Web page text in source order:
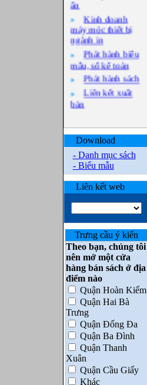
Kinh doanh
máy móc thiết bị
ngành in
Phát hành biểu
mẫu, sổ kế toán
Phát hành sách
Liên kết xuất
bản
Download
- Danh mục sách
- Biểu mẫu
Liên kết web
Trưng cầu ý kiến
Theo bạn, chúng tôi
nên mở một cửa
hàng bán sách ở địa
điểm nào
Quận Hoàn Kiếm
Quận Hai Bà
Trưng
Quận Đống Đa
Quận Ba Đình
Quận Thanh
Xuân
Quận Cầu Giấy
Khác